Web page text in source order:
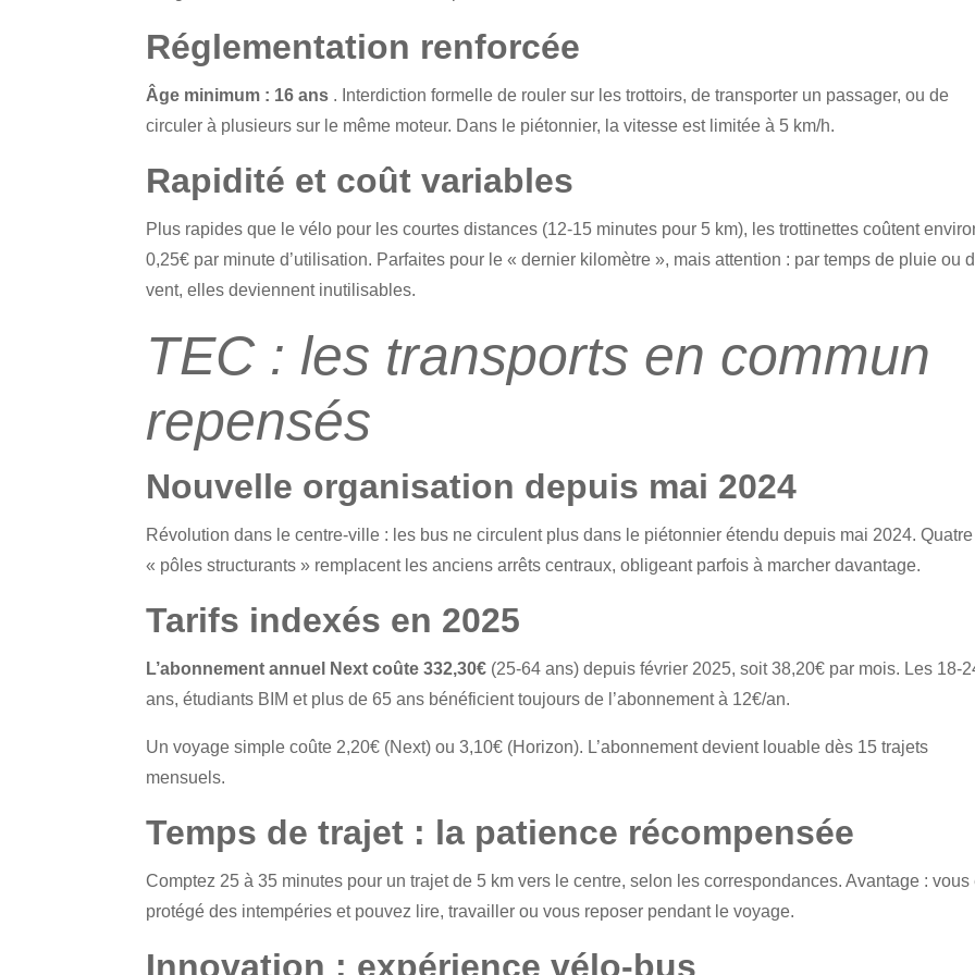
Réglementation renforcée
Âge minimum : 16 ans . Interdiction formelle de rouler sur les trottoirs, de transporter un passager, ou de
circuler à plusieurs sur le même moteur. Dans le piétonnier, la vitesse est limitée à 5 km/h.
Rapidité et coût variables
Plus rapides que le vélo pour les courtes distances (12-15 minutes pour 5 km), les trottinettes coûtent
0,25€ par minute d’utilisation. Parfaites pour le « dernier kilomètre », mais attention : par temps de pluie ou
vent, elles deviennent inutilisables.
TEC : les transports en commun
repensés
Nouvelle organisation depuis mai 2024
Révolution dans le centre-ville : les bus ne circulent plus dans le piétonnier étendu depuis mai 2024. Quatre
« pôles structurants » remplacent les anciens arrêts centraux, obligeant parfois à marcher davantage.
Tarifs indexés en 2025
L’abonnement annuel Next coûte 332,30€ (25-64 ans) depuis février 2025, soit 38,20€ par mois. Les 18-
ans, étudiants BIM et plus de 65 ans bénéficient toujours de l’abonnement à 12€/an.
Un voyage simple coûte 2,20€ (Next) ou 3,10€ (Horizon). L’abonnement devient louable dès 15 trajets
mensuels.
Temps de trajet : la patience récompensée
Comptez 25 à 35 minutes pour un trajet de 5 km vers le centre, selon les correspondances. Avantage : vous
protégé des intempéries et pouvez lire, travailler ou vous reposer pendant le voyage.
Innovation : expérience vélo-bus